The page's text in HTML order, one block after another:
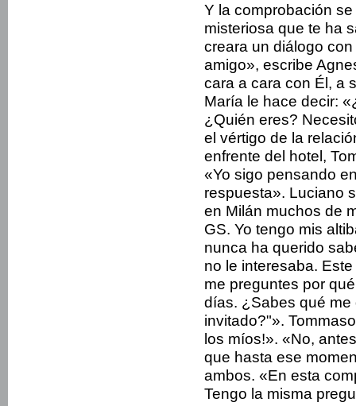
Y la comprobación
misteriosa que te ha
creara un diálogo
amigo», escribe
cara a cara con Él, a
María le hace decir:
¿Quién eres?
el vértigo de la
enfrente del hotel,
«Yo sigo pensando
respuesta». Luciano
en Milán muchos de
GS. Yo tengo mis
nunca ha querido
no le interesaba.
me preguntes por
días. ¿Sabes qué me
invitado?"».
los míos!». «No,
que hasta ese
ambos. «En esta
Tengo la misma